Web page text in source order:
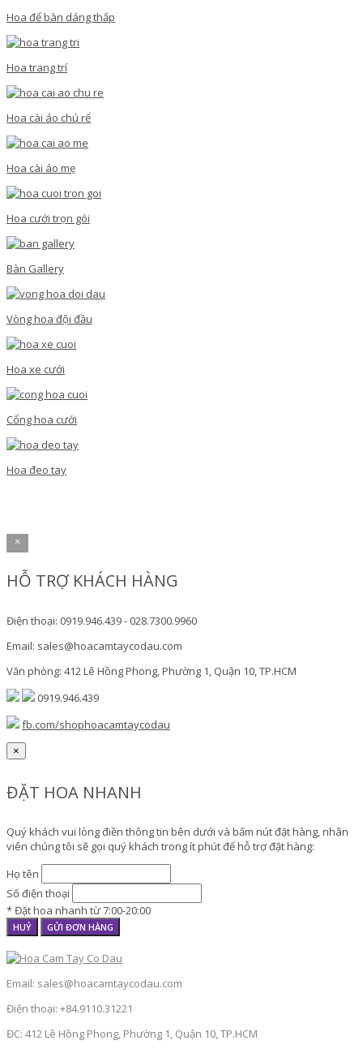
Hoa để bàn dáng thấp
Hoa trang trí
Hoa cài áo chú rể
Hoa cài áo mẹ
Hoa cưới trọn gói
Bàn Gallery
Vòng hoa đội đầu
Hoa xe cưới
Cổng hoa cưới
Hoa đeo tay
×
HỖ TRỢ KHÁCH HÀNG
Điện thoại: 0919.946.439 - 028.7300.9960
Email: sales@hoacamtaycodau.com
Văn phòng: 412 Lê Hồng Phong, Phường 1, Quận 10, TP.HCM
0919.946.439
fb.com/shophoacamtaycodau
×
ĐẶT HOA NHANH
Quý khách vui lòng điền thông tin bên dưới và bấm nút đặt hàng, nhân
viên chúng tôi sẽ gọi quý khách trong ít phút để hỗ trợ đặt hàng:
Họ tên
Số điện thoại
* Đặt hoa nhanh từ 7:00-20:00
HUỶ GỬI ĐƠN HÀNG
Email: sales@hoacamtaycodau.com
Điện thoại: +84.9110.31221
ĐC: 412 Lê Hồng Phong, Phường 1, Quận 10, TP.HCM